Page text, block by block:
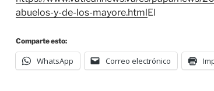
abuelos-y-de-los-mayore.html El
Comparte esto:
WhatsApp Correo electrónico